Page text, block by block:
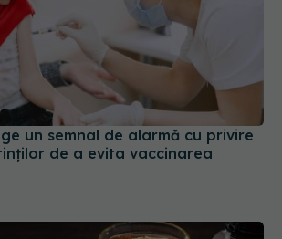
un semnal de alarmă cu privire
de a evita vaccinarea